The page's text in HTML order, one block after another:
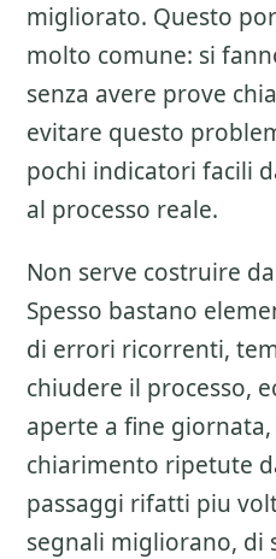
migliorato. Questo
molto comune: si
senza avere prove
evitare questo
pochi indicatori facili
al processo reale.
Non serve costruire
Spesso bastano
di errori ricorrenti,
chiudere il processo,
aperte a fine
chiarimento ripetute
passaggi rifatti piu
segnali migliorano, di